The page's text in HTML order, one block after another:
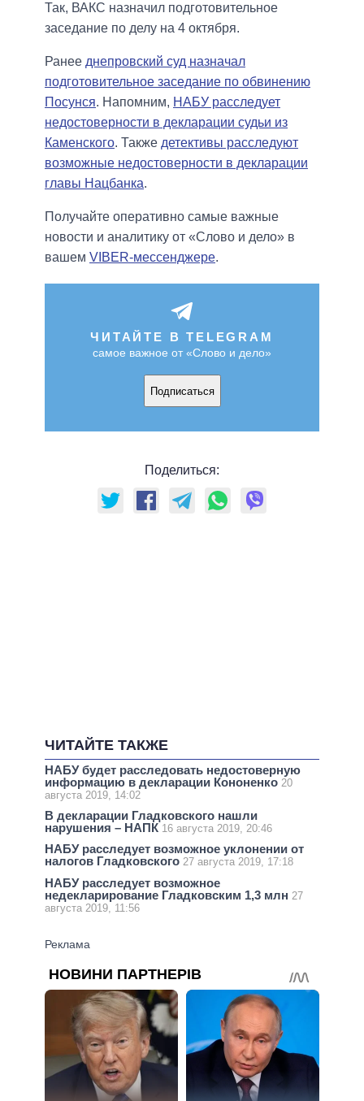
Так, ВАКС назначил подготовительное
заседание по делу на 4 октября.
Ранее днепровский суд назначал
подготовительное заседание по обвинению
Посунся. Напомним, НАБУ расследует
недостоверности в декларации судьи из
Каменского. Также детективы расследуют
возможные недостоверности в декларации
главы Нацбанка.
Получайте оперативно самые важные
новости и аналитику от «Слово и дело» в
вашем VIBER-мессенджере.
ЧИТАЙТЕ В TELEGRAM
самое важное от «Слово и дело»
Подписаться
Поделиться:
ЧИТАЙТЕ ТАКЖЕ
НАБУ будет расследовать недостоверную
информацию в декларации Кононенко 20
августа 2019, 14:02
В декларации Гладковского нашли
нарушения – НАПК 16 августа 2019, 20:46
НАБУ расследует возможное уклонении от
налогов Гладковского 27 августа 2019, 17:18
НАБУ расследует возможное
недекларирование Гладковским 1,3 млн 27
августа 2019, 11:56